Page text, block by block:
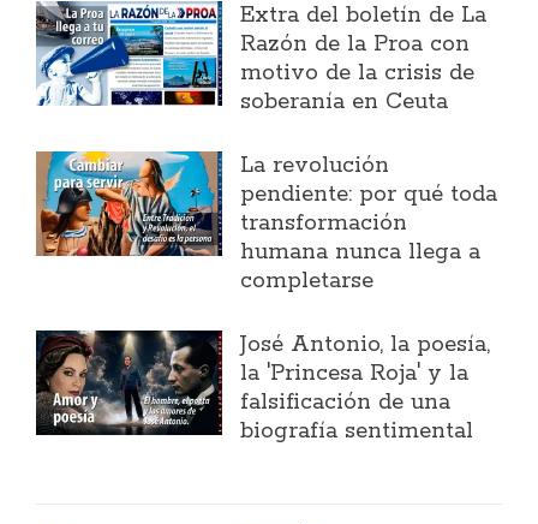
Extra del boletín de La
Razón de la Proa con
motivo de la crisis de
soberanía en Ceuta
La revolución
pendiente: por qué toda
transformación
humana nunca llega a
completarse
José Antonio, la poesía,
la 'Princesa Roja' y la
falsificación de una
biografía sentimental